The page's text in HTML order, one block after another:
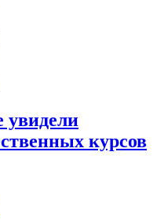
увидели
курсов